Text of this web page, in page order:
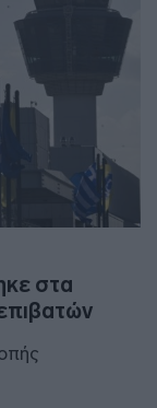
στα